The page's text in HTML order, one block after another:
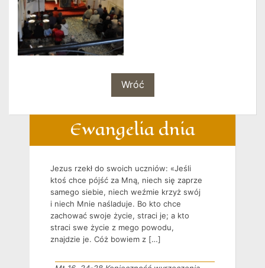
Wróć
Ewangelia dnia
Jezus rzekł do swoich uczniów: «Jeśli
ktoś chce pójść za Mną, niech się zaprze
samego siebie, niech weźmie krzyż swój
i niech Mnie naśladuje. Bo kto chce
zachować swoje życie, straci je; a kto
straci swe życie z mego powodu,
znajdzie je. Cóż bowiem z […]